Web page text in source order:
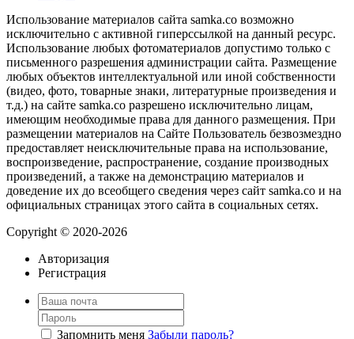
Использование материалов сайта samka.co возможно
исключительно с активной гиперссылкой на данный ресурс.
Использование любых фотоматериалов допустимо только с
письменного разрешения администрации сайта. Размещение
любых объектов интеллектуальной или иной собственности
(видео, фото, товарные знаки, литературные произведения и
т.д.) на сайте samka.co разрешено исключительно лицам,
имеющим необходимые права для данного размещения. При
размещении материалов на Сайте Пользователь безвозмездно
предоставляет неисключительные права на использование,
воспроизведение, распространение, создание производных
произведений, а также на демонстрацию материалов и
доведение их до всеобщего сведения через сайт samka.co и на
официальных страницах этого сайта в социальных сетях.
Copyright © 2020-2026
Авторизация
Регистрация
Запомнить меня Забыли пароль?